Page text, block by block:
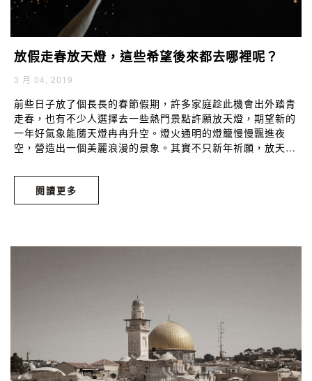
放假走春放天燈，這些希望後來都去哪裡呢？
3 月 04, 2019
前些日子放了個長長的春節假期，許多家庭趁此機會出外踏青
走春，也有不少人選擇去一些熱門景點許願放天燈，期望新的
一年好氣象能隨天燈冉冉升空。燈火通明的燈籠慢慢飄進夜
空，營造出一個美麗浪漫的景象。其實不只新年祈願，放天燈
業旅行，甚至慈善活動中都會放天燈。原本是古代中國作為戰
爭期間使用的信號，然而放天燈現在已成為世界各地觀光客前
來台灣一定要體驗一次的熱門活動了。
閱讀更多